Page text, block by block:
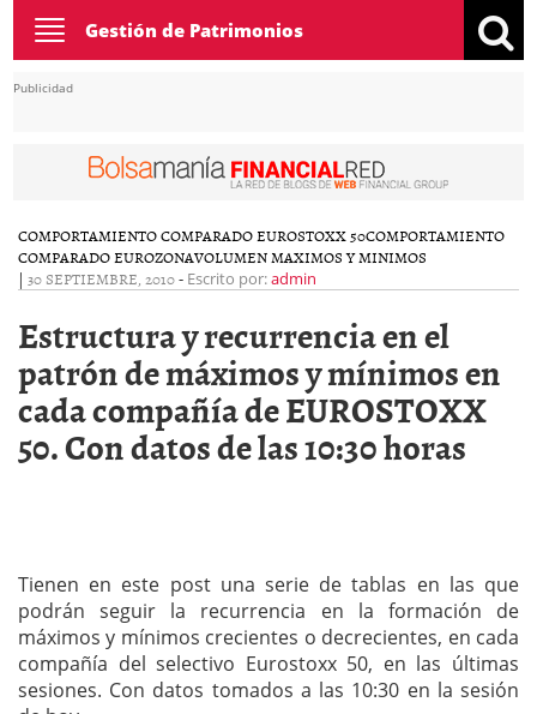
Toggle
navigation
Gestión de Patrimonios
Publicidad
COMPORTAMIENTO COMPARADO EUROSTOXX 50COMPORTAMIENTO
COMPARADO EUROZONAVOLUMEN MAXIMOS Y MINIMOS
| 30 SEPTIEMBRE, 2010- Escrito por:admin
Estructura y recurrencia en el
patrón de máximos y mínimos en
cada compañía de EUROSTOXX
50. Con datos de las 10:30 horas
Tienen en este post una serie de tablas en las que
podrán seguir la recurrencia en la formación de
máximos y mínimos crecientes o decrecientes, en cada
compañía del selectivo Eurostoxx 50, en las últimas
sesiones. Con datos tomados a las 10:30 en la sesión